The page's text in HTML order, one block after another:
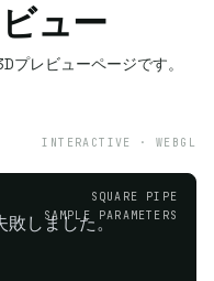
ュー
レビューページです。
INTERACTIVE · WEBGL
SQUARE PIPE
SAMPLE PARAMETERS
敗しました。